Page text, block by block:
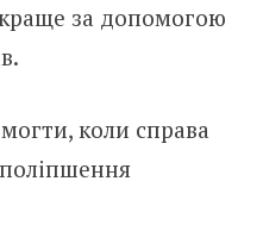
за допомогою
коли справа
поліпшення